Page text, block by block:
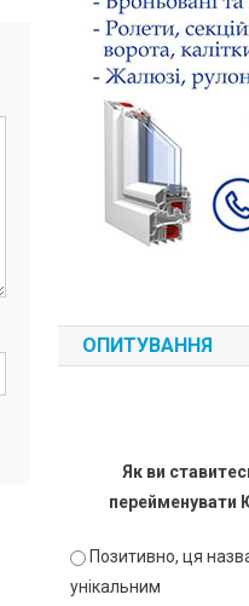
ОПИТУВАННЯ
Як ви
перейменувати
Позитивно, ця
унікальним